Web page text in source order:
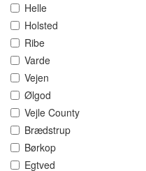
Helle
Holsted
Ribe
Varde
Vejen
Ølgod
Vejle County
Brædstrup
Børkop
Egtved